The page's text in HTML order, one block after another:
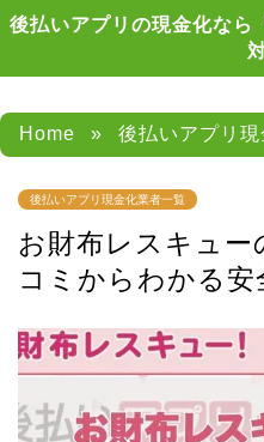
後払いアプリの現金化なら
Home » 後払いアプリ
後払いアプリ現金化業者一覧
お財布レスキュー
コミからわかる安